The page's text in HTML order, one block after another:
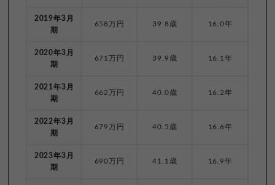
2019年3月
期
658万円 39.8歳 16.0年
2020年3月
期
671万円 39.9歳 16.1年
2021年3月
期
662万円 40.0歳 16.2年
2022年3月
期
679万円 40.5歳 16.6年
2023年3月
期
690万円 41.1歳 16.9年